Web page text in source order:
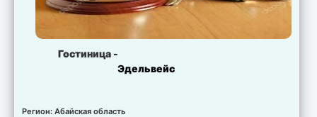
Гостиница -
Эдельвейс
Регион: Абайская область